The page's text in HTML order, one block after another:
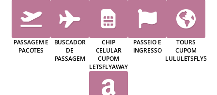
PASSAGEM E
PACOTES
BUSCADOR
DE
PASSAGEM
CHIP
CELULAR
CUPOM
LETSFLYAWAY
PASSEIO E
INGRESSO
TOURS
CUPOM
LULULETSFLY5